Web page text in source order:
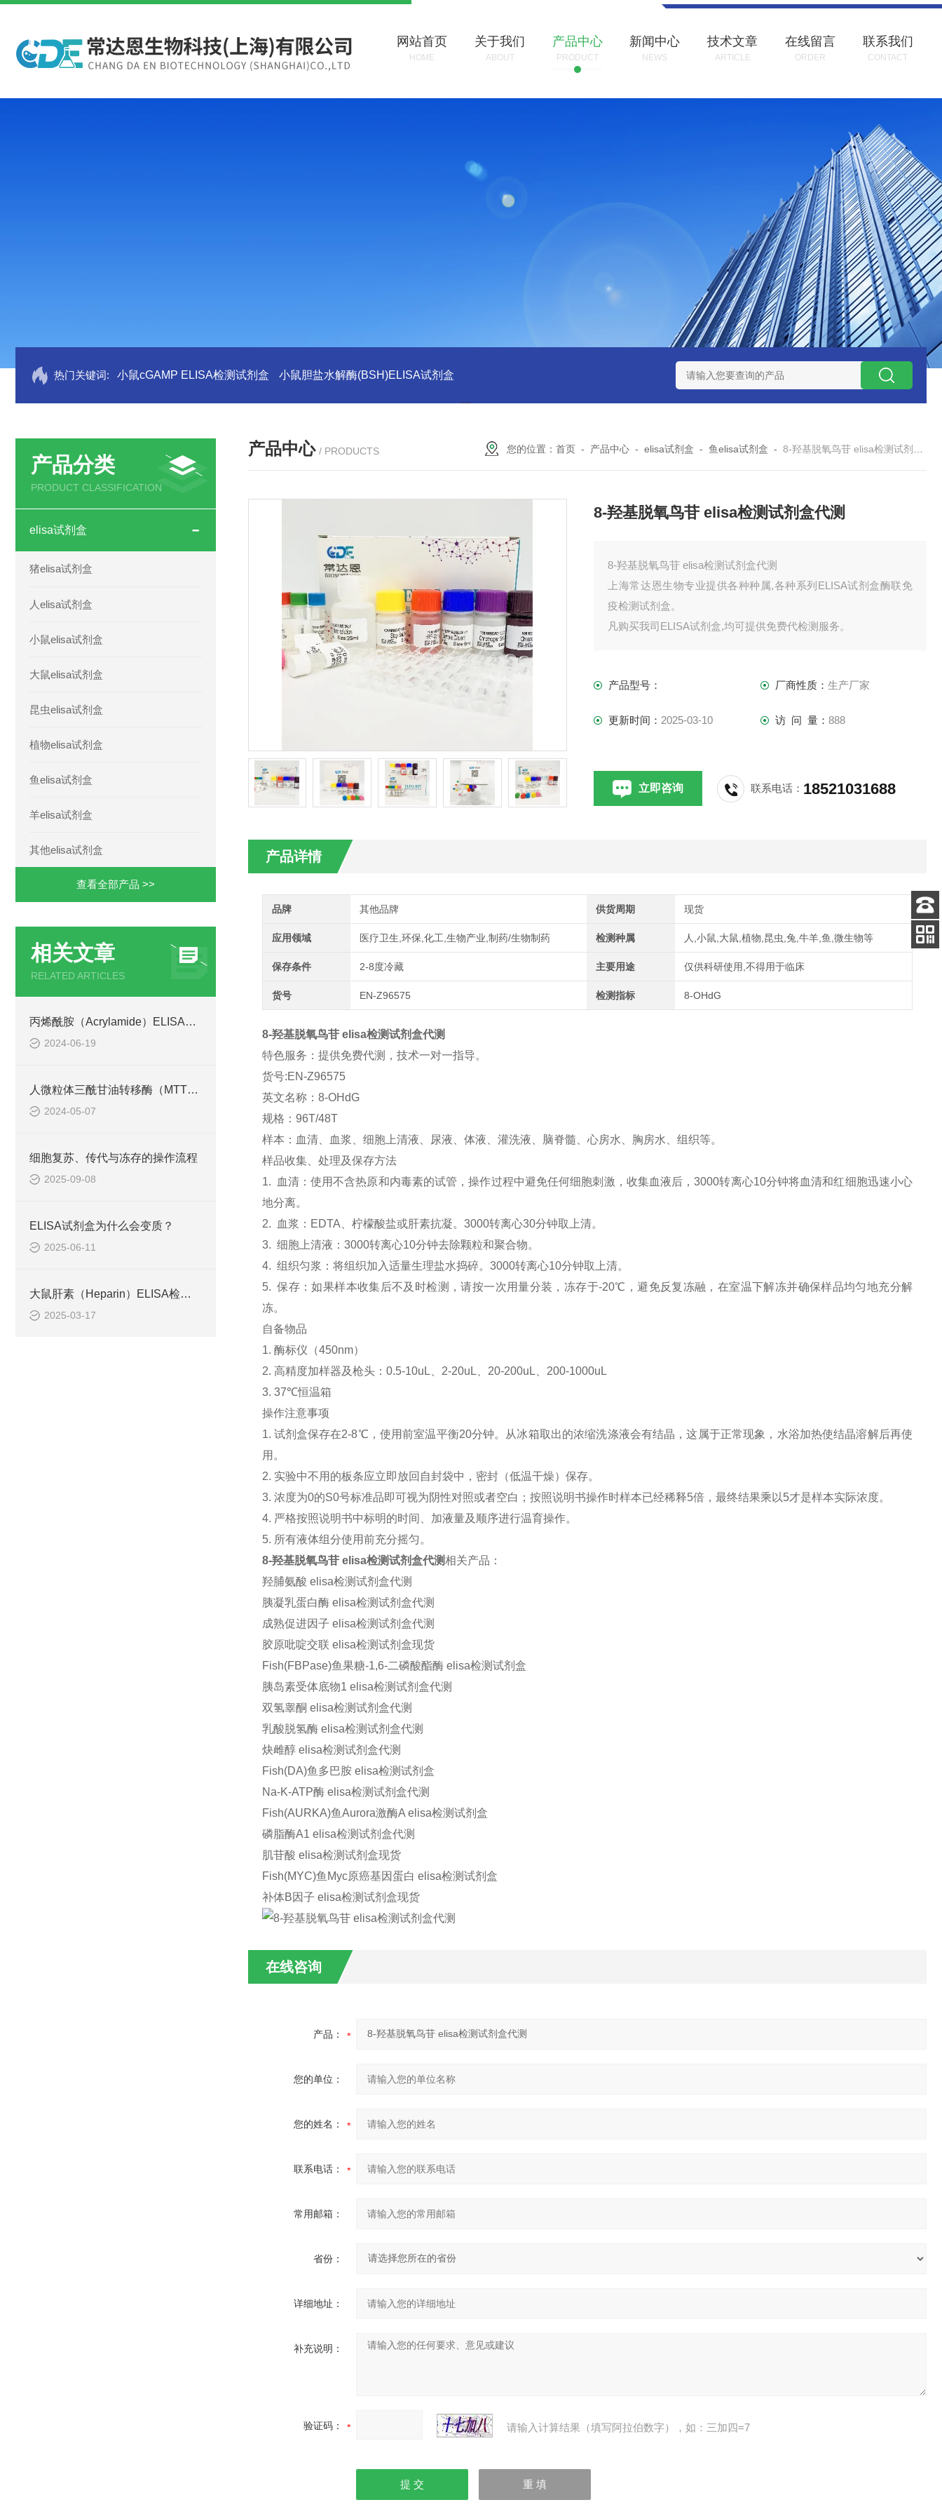
网站首页
HOME
关于我们
ABOUT
产品中心
PRODUCT
新闻中心
NEWS
技术文章
ARTICLE
在线留言
ORDER
联系我们
CONTACT
热门关键词: 小鼠cGAMP ELISA检测试剂盒 小鼠胆盐水解酶(BSH)ELISA试剂盒 小鼠神经酰胺-1-磷酸（C1P）ELISA 试剂盒 小鼠（
产品分类
PRODUCT CLASSIFICATION
elisa试剂盒
猪elisa试剂盒
人elisa试剂盒
小鼠elisa试剂盒
大鼠elisa试剂盒
昆虫elisa试剂盒
植物elisa试剂盒
鱼elisa试剂盒
羊elisa试剂盒
其他elisa试剂盒
查看全部产品 >>
相关文章
RELATED ARTICLES
丙烯酰胺（Acrylamide）ELISA检测试剂盒产品介绍
2024-06-19
人微粒体三酰甘油转移酶（MTT） ELISA检测试剂盒
2024-05-07
细胞复苏、传代与冻存的操作流程
2025-09-08
ELISA试剂盒为什么会变质？
2025-06-11
大鼠肝素（Heparin）ELISA检测试剂盒原理
2025-03-17
产品中心 / PRODUCTS 您的位置：首页 - 产品中心 -elisa试剂盒 -鱼elisa试剂盒 -8-羟基脱氧鸟苷 elisa检测试剂盒代测
8-羟基脱氧鸟苷 elisa检测试剂盒代测
8-羟基脱氧鸟苷 elisa检测试剂盒代测
上海常达恩生物专业提供各种种属,各种系列ELISA试剂盒酶联免
疫检测试剂盒。
凡购买我司ELISA试剂盒,均可提供免费代检测服务。
产品型号： 厂商性质： 生产厂家
更新时间： 2025-03-10 访 问 量： 888
立即咨询 联系电话： 18521031688
产品详情
品牌 其他品牌 供货周期 现货
应用领域 医疗卫生,环保,化工,生物产业,制药/生物制药 检测种属 人,小鼠,大鼠,植物,昆虫,兔,牛羊,鱼,微生物等
保存条件 2-8度冷藏 主要用途 仅供科研使用,不得用于临床
货号 EN-Z96575 检测指标 8-OHdG
8-羟基脱氧鸟苷 elisa检测试剂盒代测
特色服务：提供免费代测，技术一对一指导。
货号:EN-Z96575
英文名称：8-OHdG
规格：96T/48T
样本：血清、血浆、细胞上清液、尿液、体液、灌洗液、脑脊髓、心房水、胸房水、组织等。
样品收集、处理及保存方法
1. 血清：使用不含热原和内毒素的试管，操作过程中避免任何细胞刺激，收集血液后，3000转离心10分钟将血清和红细胞迅速小心
地分离。
2. 血浆：EDTA、柠檬酸盐或肝素抗凝。3000转离心30分钟取上清。
3. 细胞上清液：3000转离心10分钟去除颗粒和聚合物。
4. 组织匀浆：将组织加入适量生理盐水捣碎。3000转离心10分钟取上清。
5. 保存：如果样本收集后不及时检测，请按一次用量分装，冻存于-20℃，避免反复冻融，在室温下解冻并确保样品均匀地充分解
冻。
自备物品
1. 酶标仪（450nm）
2. 高精度加样器及枪头：0.5-10uL、2-20uL、20-200uL、200-1000uL
3. 37℃恒温箱
操作注意事项
1. 试剂盒保存在2-8℃，使用前室温平衡20分钟。从冰箱取出的浓缩洗涤液会有结晶，这属于正常现象，水浴加热使结晶溶解后再使
用。
2. 实验中不用的板条应立即放回自封袋中，密封（低温干燥）保存。
3. 浓度为0的S0号标准品即可视为阴性对照或者空白；按照说明书操作时样本已经稀释5倍，最终结果乘以5才是样本实际浓度。
4. 严格按照说明书中标明的时间、加液量及顺序进行温育操作。
5. 所有液体组分使用前充分摇匀。
8-羟基脱氧鸟苷 elisa检测试剂盒代测相关产品：
羟脯氨酸 elisa检测试剂盒代测
胰凝乳蛋白酶 elisa检测试剂盒代测
成熟促进因子 elisa检测试剂盒代测
胶原吡啶交联 elisa检测试剂盒现货
Fish(FBPase)鱼果糖-1,6-二磷酸酯酶 elisa检测试剂盒
胰岛素受体底物1 elisa检测试剂盒代测
双氢睾酮 elisa检测试剂盒代测
乳酸脱氢酶 elisa检测试剂盒代测
炔雌醇 elisa检测试剂盒代测
Fish(DA)鱼多巴胺 elisa检测试剂盒
Na-K-ATP酶 elisa检测试剂盒代测
Fish(AURKA)鱼Aurora激酶A elisa检测试剂盒
磷脂酶A1 elisa检测试剂盒代测
肌苷酸 elisa检测试剂盒现货
Fish(MYC)鱼Myc原癌基因蛋白 elisa检测试剂盒
补体B因子 elisa检测试剂盒现货
在线咨询
产品：
您的单位：
您的姓名：
联系电话：
常用邮箱：
省份：
详细地址：
补充说明：
验证码： 请输入计算结果（填写阿拉伯数字），如：三加四=7
客服
电话